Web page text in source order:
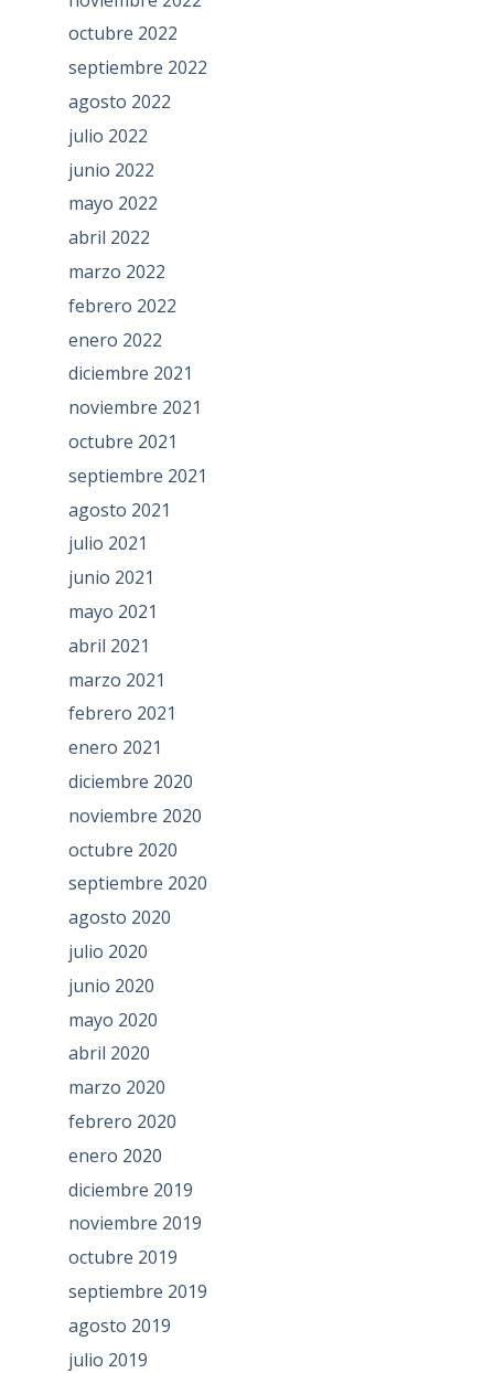
octubre 2022
septiembre 2022
agosto 2022
julio 2022
junio 2022
mayo 2022
abril 2022
marzo 2022
febrero 2022
enero 2022
diciembre 2021
noviembre 2021
octubre 2021
septiembre 2021
agosto 2021
julio 2021
junio 2021
mayo 2021
abril 2021
marzo 2021
febrero 2021
enero 2021
diciembre 2020
noviembre 2020
octubre 2020
septiembre 2020
agosto 2020
julio 2020
junio 2020
mayo 2020
abril 2020
marzo 2020
febrero 2020
enero 2020
diciembre 2019
noviembre 2019
octubre 2019
septiembre 2019
agosto 2019
julio 2019